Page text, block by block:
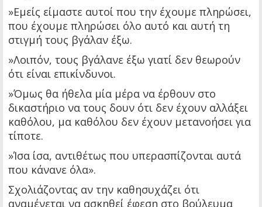
»Εμείς είμαστε αυτοί που την έχουμε πληρώσει,
που έχουμε πληρώσει όλο αυτό και αυτή τη
στιγμή τους βγάλαν έξω.
»Λοιπόν, τους βγάλανε έξω γιατί δεν θεωρούν
ότι είναι επικίνδυνοι.
»Όμως θα ήθελα μία μέρα να έρθουν στο
δικαστήριο να τους δουν ότι δεν έχουν αλλάξει
καθόλου, μα καθόλου δεν έχουν μετανοήσει για
τίποτε.
»Ίσα ίσα, αντιθέτως που υπερασπίζονται αυτά
που κάνανε όλα».
Σχολιάζοντας αν την καθησυχάζει ότι
αναμένεται να ασκηθεί έφεση στο βούλευμα